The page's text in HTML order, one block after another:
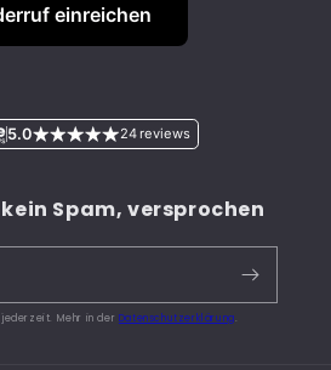
einreichen
5.0 24 reviews
Spam, versprochen
jederzeit. Mehr in der Datenschutzerklärung.